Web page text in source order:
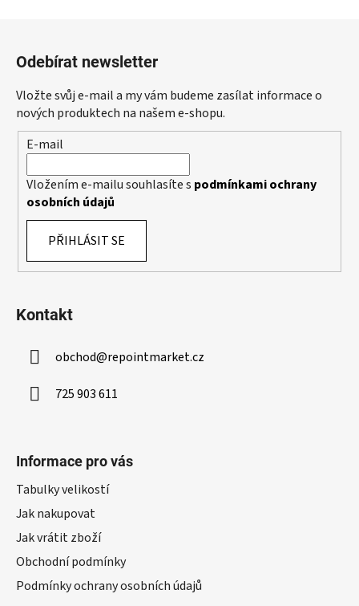
c
í
p
k
i
Odebírat newsletter
Vložte svůj e-mail a my vám budeme zasílat informace o
nových produktech na našem e-shopu.
E-mail
Vložením e-mailu souhlasíte s podmínkami ochrany
osobních údajů
PŘIHLÁSIT SE
Kontakt
obchod@repointmarket.cz
725 903 611
Informace pro vás
Tabulky velikostí
Jak nakupovat
Jak vrátit zboží
Obchodní podmínky
Podmínky ochrany osobních údajů